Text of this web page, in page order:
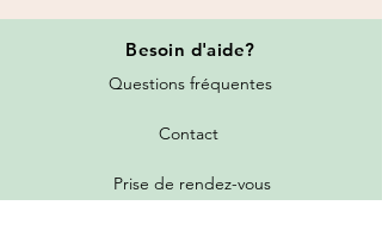
Besoin d'aide?
Questions fréquentes
Contact
Prise de rendez-vous